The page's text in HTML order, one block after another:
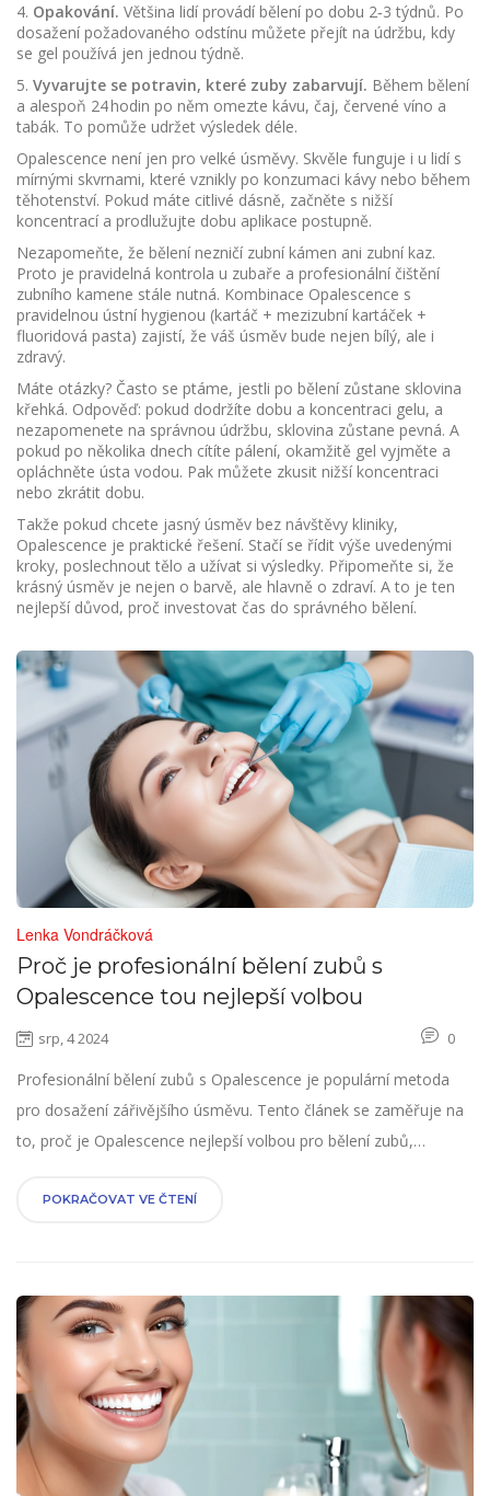
4. Opakování. Většina lidí provádí bělení po dobu 2‑3 týdnů. Po
dosažení požadovaného odstínu můžete přejít na údržbu, kdy
se gel používá jen jednou týdně.
5. Vyvarujte se potravin, které zuby zabarvují. Během bělení
a alespoň 24 hodin po něm omezte kávu, čaj, červené víno a
tabák. To pomůže udržet výsledek déle.
Opalescence není jen pro velké úsměvy. Skvěle funguje i u lidí s
mírnými skvrnami, které vznikly po konzumaci kávy nebo během
těhotenství. Pokud máte citlivé dásně, začněte s nižší
koncentrací a prodlužujte dobu aplikace postupně.
Nezapomeňte, že bělení nezničí zubní kámen ani zubní kaz.
Proto je pravidelná kontrola u zubaře a profesionální čištění
zubního kamene stále nutná. Kombinace Opalescence s
pravidelnou ústní hygienou (kartáč + mezizubní kartáček +
fluoridová pasta) zajistí, že váš úsměv bude nejen bílý, ale i
zdravý.
Máte otázky? Často se ptáme, jestli po bělení zůstane sklovina
křehká. Odpověď: pokud dodržíte dobu a koncentraci gelu, a
nezapomenete na správnou údržbu, sklovina zůstane pevná. A
pokud po několika dnech cítíte pálení, okamžitě gel vyjměte a
opláchněte ústa vodou. Pak můžete zkusit nižší koncentraci
nebo zkrátit dobu.
Takže pokud chcete jasný úsměv bez návštěvy kliniky,
Opalescence je praktické řešení. Stačí se řídit výše uvedenými
kroky, poslechnout tělo a užívat si výsledky. Připomeňte si, že
krásný úsměv je nejen o barvě, ale hlavně o zdraví. A to je ten
nejlepší důvod, proč investovat čas do správného bělení.
Lenka Vondráčková
Proč je profesionální bělení zubů s
Opalescence tou nejlepší volbou
srp, 4 2024 0
Profesionální bělení zubů s Opalescence je populární metoda
pro dosažení zářivějšího úsměvu. Tento článek se zaměřuje na
to, proč je Opalescence nejlepší volbou pro bělení zubů,
užitečné tipy pro údržbu bělených zubů.
POKRAČOVAT VE ČTENÍ